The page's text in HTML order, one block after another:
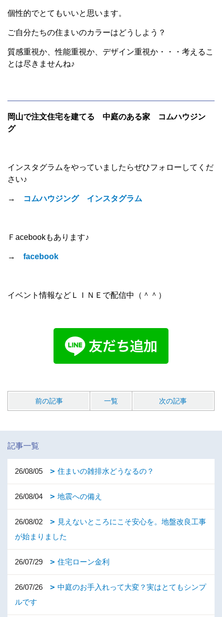
個性的でとてもいいと思います。
ご自分たちの住まいのカラーはどうしよう？
質感重視か、性能重視か、デザイン重視か・・・考えるこ
とは尽きませんね♪
岡山で注文住宅を建てる 中庭のある家 コムハウジン
グ
インスタグラムをやっていましたらぜひフォローしてくだ
さい♪
→ コムハウジング インスタグラム
Ｆacebookもあります♪
→ facebook
イベント情報などＬＩＮＥで配信中（＾＾）
前の記事 一覧 次の記事
記事一覧
26/08/05 住まいの雑排水どうなるの？
26/08/04 地震への備え
26/08/02
見えないところにこそ安心を。地盤改良工事
が始まりました
26/07/29 住宅ローン金利
26/07/26
中庭のお手入れって大変？実はとてもシンプ
ルです